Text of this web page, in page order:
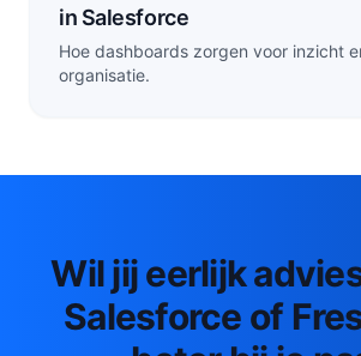
in Salesforce
Hoe dashboards zorgen voor inzicht
organisatie.
Wil jij eerlijk
Salesforce of